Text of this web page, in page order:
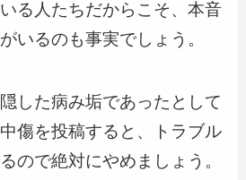
る人たちだからこそ、本音
いるのも事実でしょう。
した病み垢であったとして
傷を投稿すると、トラブル
ので絶対にやめましょう。